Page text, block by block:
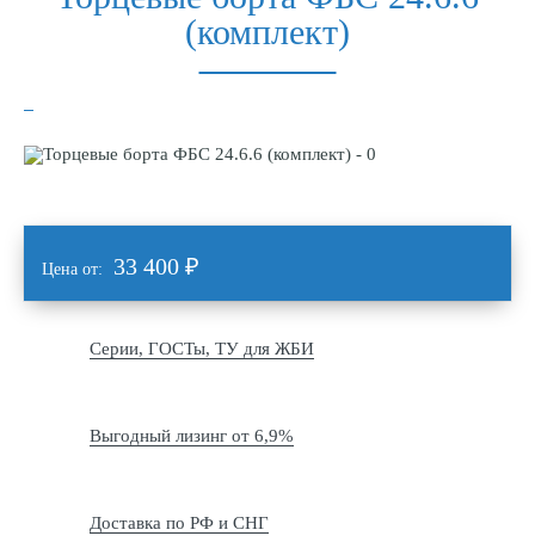
(комплект)
Цена от: 33 400 ₽
Серии, ГОСТы, ТУ для ЖБИ
Выгодный лизинг от 6,9%
Доставка по РФ и СНГ